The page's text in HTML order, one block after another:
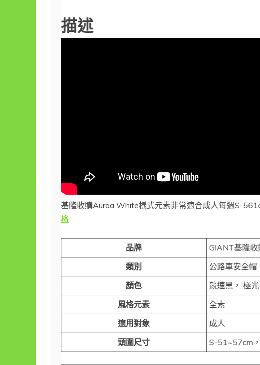
描述
基隆收購Auroa White樣式元素非常適合成人每週S-
格
品牌
GIANT基隆
類別
公路車安全帽
顏色
競速黑， 極光
風格元素
全素
適用對象
成人
頭圍尺寸
S-51~57cm